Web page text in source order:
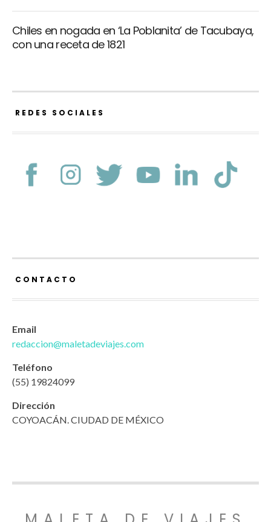
Chiles en nogada en ‘La Poblanita’ de Tacubaya,
con una receta de 1821
REDES SOCIALES
CONTACTO
Email
redaccion@maletadeviajes.com
Teléfono
(55) 19824099
Dirección
COYOACÁN. CIUDAD DE MÉXICO